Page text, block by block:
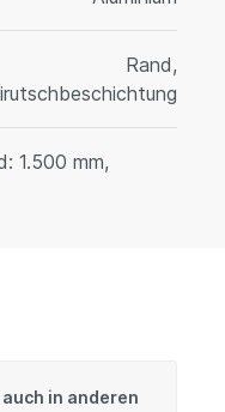
Rand,
1.500 mm,
in anderen